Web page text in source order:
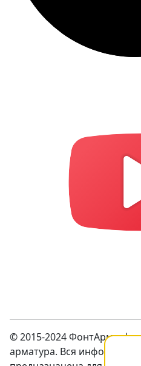
© 2015-2024 ФонтАрм –
арматура. Вся